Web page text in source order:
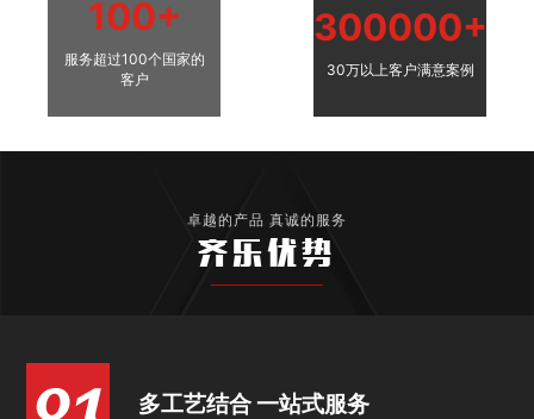
100+
服务超过100个国家的
客户
300000+
30万以上客户满意案例
卓越的产品 真诚的服务
齐乐优势
多工艺结合 一站式服务